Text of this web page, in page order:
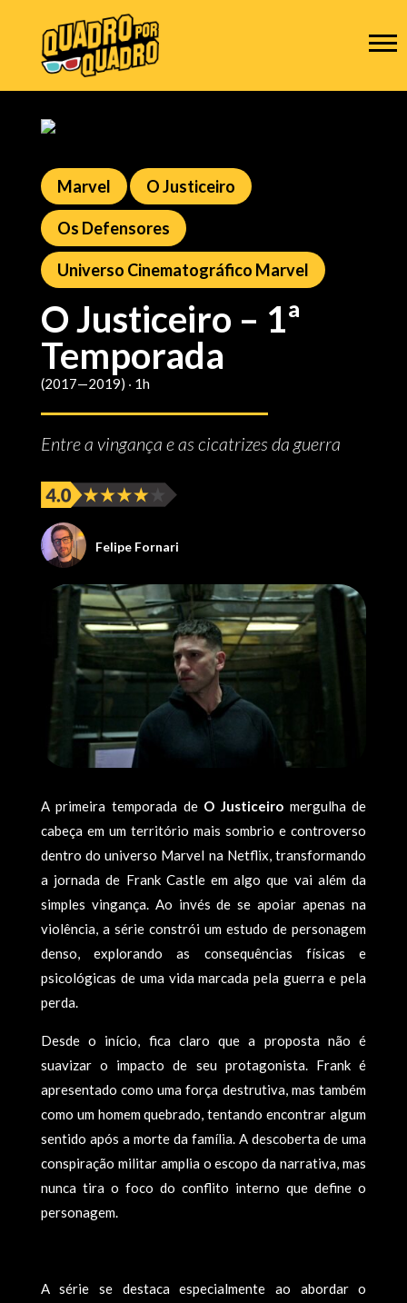
Marvel O Justiceiro
Os Defensores
Universo Cinematográfico Marvel
O Justiceiro – 1ª
Temporada
(2017—2019) ‧ 1h
Entre a vingança e as cicatrizes da guerra
Felipe Fornari
A primeira temporada de O Justiceiromergulha de
cabeça em um território mais sombrio e controverso
dentro do universo Marvel na Netflix, transformando
a jornada de Frank Castle em algo que vai além da
simples vingança. Ao invés de se apoiar apenas na
violência, a série constrói um estudo de personagem
denso, explorando as consequências físicas e
psicológicas de uma vida marcada pela guerra e pela
perda.
Desde o início, fica claro que a proposta não é
suavizar o impacto de seu protagonista. Frank é
apresentado como uma força destrutiva, mas também
como um homem quebrado, tentando encontrar algum
sentido após a morte da família. A descoberta de uma
conspiração militar amplia o escopo da narrativa, mas
nunca tira o foco do conflito interno que define o
personagem.
A série se destaca especialmente ao abordar o